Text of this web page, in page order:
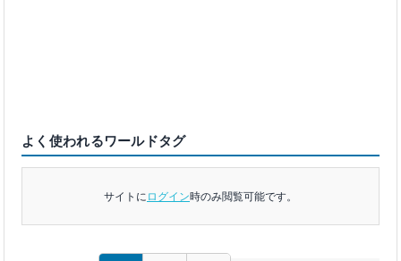
よく使われるワールドタグ
サイトに ログイン時のみ閲覧可能です。